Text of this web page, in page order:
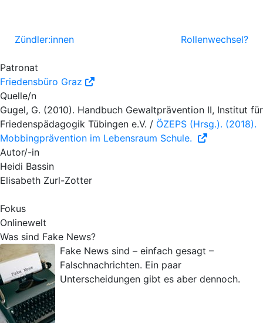
Zündler:innen Rollenwechsel?
Patronat
Friedensbüro Graz
Quelle/n
Gugel, G. (2010). Handbuch Gewaltprävention II, Institut für
Friedenspädagogik Tübingen e.V. / ÖZEPS (Hrsg.). (2018).
Mobbingprävention im Lebensraum Schule.
Autor/-in
Heidi Bassin
Elisabeth Zurl-Zotter
Fokus
Onlinewelt
Was sind Fake News?
Fake News sind – einfach gesagt –
Falschnachrichten. Ein paar
Unterscheidungen gibt es aber dennoch.